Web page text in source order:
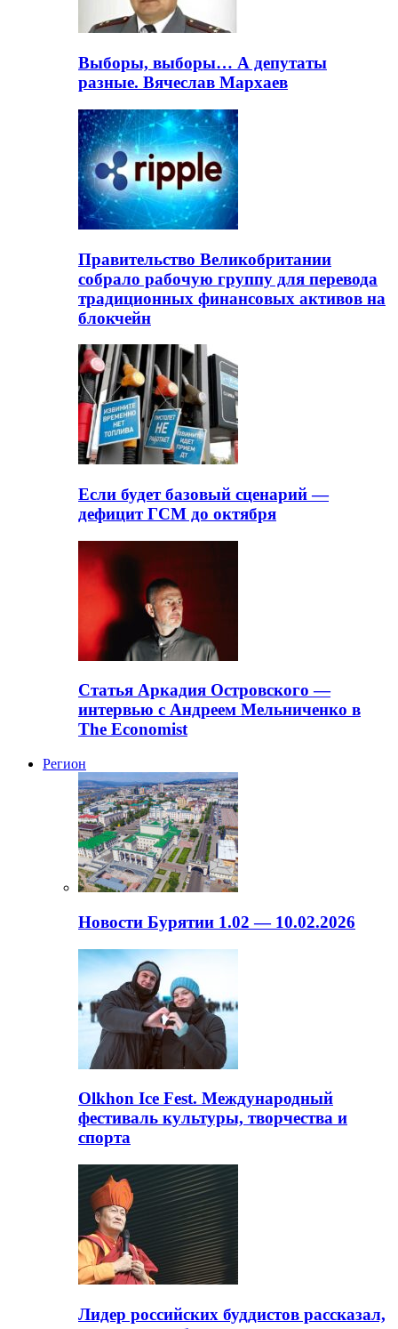
Выборы, выборы… А депутаты
разные. Вячеслав Мархаев
Правительство Великобритании
собрало рабочую группу для перевода
традиционных финансовых активов на
блокчейн
Если будет базовый сценарий —
дефицит ГСМ до октября
Статья Аркадия Островского —
интервью с Андреем Мельниченко в
The Economist
Регион
Новости Бурятии 1.02 — 10.02.2026
Olkhon Ice Fest. Международный
фестиваль культуры, творчества и
спорта
Лидер российских буддистов рассказал,